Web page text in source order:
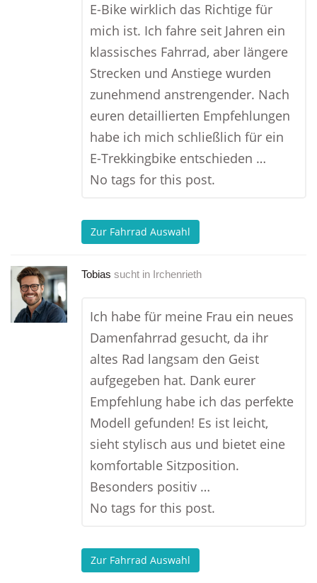
E-Bike wirklich das Richtige für
mich ist. Ich fahre seit Jahren ein
klassisches Fahrrad, aber längere
Strecken und Anstiege wurden
zunehmend anstrengender. Nach
euren detaillierten Empfehlungen
habe ich mich schließlich für ein
E-Trekkingbike entschieden …
No tags for this post.
Zur Fahrrad Auswahl
Tobias sucht in Irchenrieth
Ich habe für meine Frau ein neues
Damenfahrrad gesucht, da ihr
altes Rad langsam den Geist
aufgegeben hat. Dank eurer
Empfehlung habe ich das perfekte
Modell gefunden! Es ist leicht,
sieht stylisch aus und bietet eine
komfortable Sitzposition.
Besonders positiv …
No tags for this post.
Zur Fahrrad Auswahl